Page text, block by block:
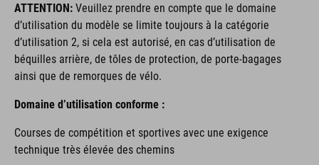
ATTENTION: Veuillez prendre en compte que le domaine
d’utilisation du modèle se limite toujours à la catégorie
d’utilisation 2, si cela est autorisé, en cas d’utilisation de
béquilles arrière, de tôles de protection, de porte-bagages
ainsi que de remorques de vélo.
Domaine d’utilisation conforme :
Courses de compétition et sportives avec une exigence
technique très élevée des chemins